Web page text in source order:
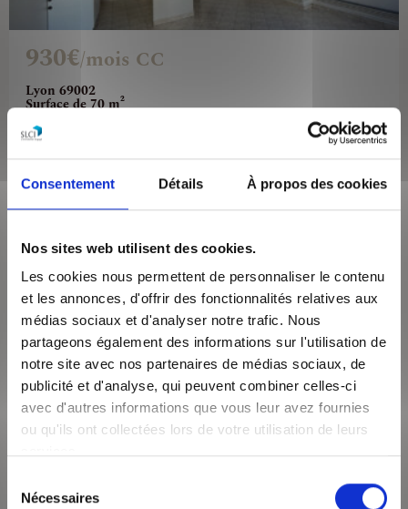
Consentement Détails À propos des cookies
Nos sites web utilisent des cookies.
Les cookies nous permettent de personnaliser le contenu
et les annonces, d'offrir des fonctionnalités relatives aux
médias sociaux et d'analyser notre trafic. Nous
partageons également des informations sur l'utilisation de
notre site avec nos partenaires de médias sociaux, de
publicité et d'analyse, qui peuvent combiner celles-ci
avec d'autres informations que vous leur avez fournies
ou qu'ils ont collectées lors de votre utilisation de leurs
Nécessaires
Lyon 69002
Surface de 70 m²
930€/mois CC
Découvrez cet appartement T3 au 4ème éta...